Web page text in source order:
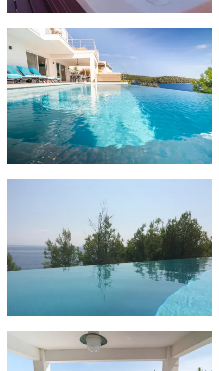
TV u svakoj sobi
Krevetić za bebu
Posteljina
Kupaonice
Kupaonica 1: en suite, umivaonik, wc, tuš
Kupaonica 3: en suite, umivaonik, wc, tuš
Kupaonica 4: en suite, umivaonik, wc, tuš
Kupaonica 5: umivaonik, wc, tuš, kada
Sušilo za kosu
Pegla za robu